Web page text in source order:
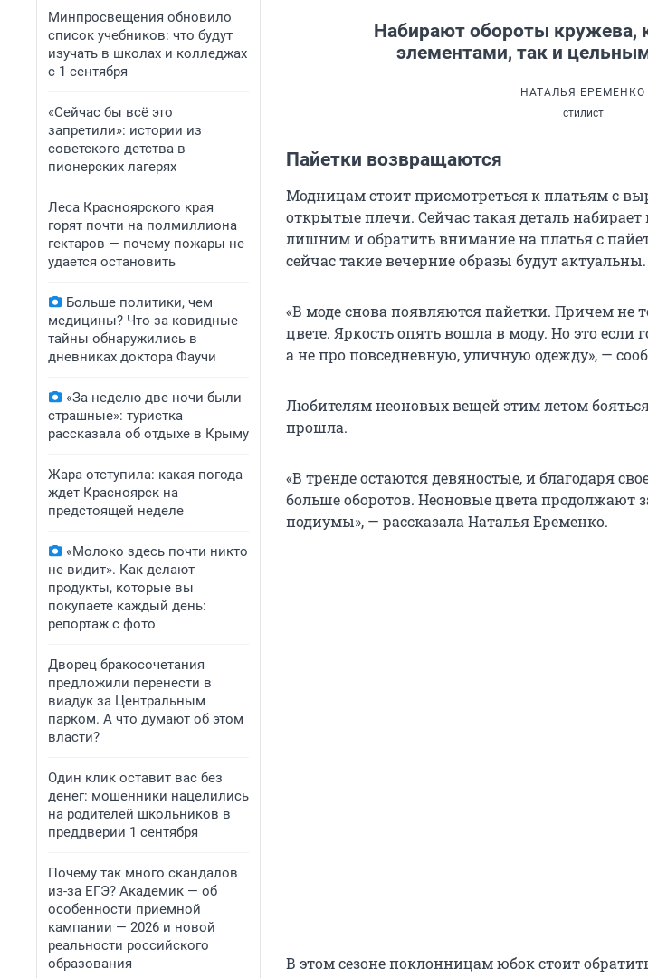
Минпросвещения обновило
список учебников: что будут
изучать в школах и колледжах
с 1 сентября
«Сейчас бы всё это
запретили»: истории из
советского детства в
пионерских лагерях
Леса Красноярского края
горят почти на полмиллиона
гектаров — почему пожары не
удается остановить
Больше политики, чем
медицины? Что за ковидные
тайны обнаружились в
дневниках доктора Фаучи
«За неделю две ночи были
страшные»: туристка
рассказала об отдыхе в Крыму
Жара отступила: какая погода
ждет Красноярск на
предстоящей неделе
«Молоко здесь почти никто
не видит». Как делают
продукты, которые вы
покупаете каждый день:
репортаж с фото
Дворец бракосочетания
предложили перенести в
виадук за Центральным
парком. А что думают об этом
власти?
Один клик оставит вас без
денег: мошенники нацелились
на родителей школьников в
преддверии 1 сентября
Почему так много скандалов
из-за ЕГЭ? Академик — об
особенности приемной
кампании — 2026 и новой
реальности российского
образования
Набирают обороты кружева,
элементами, так и
НАТАЛЬЯ ЕРЕМЕНКО
стилист
Пайетки возвращаются
Модницам стоит присмотреться к платьям с
открытые плечи. Сейчас такая деталь набирает
лишним и обратить внимание на платья с
сейчас такие вечерние образы будут актуальны.
«В моде снова появляются пайетки. Причем не
цвете. Яркость опять вошла в моду. Но это если
а не про повседневную, уличную одежду», —
Любителям неоновых вещей этим летом
прошла.
«В тренде остаются девяностые, и благодаря
больше оборотов. Неоновые цвета продолжают
подиумы», — рассказала Наталья Еременко.
В этом сезоне поклонницам юбок стоит